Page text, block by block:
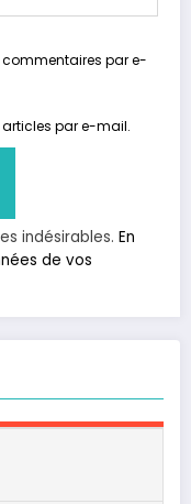
commentaires par e-
articles par e-mail.
indésirables. En
de vos